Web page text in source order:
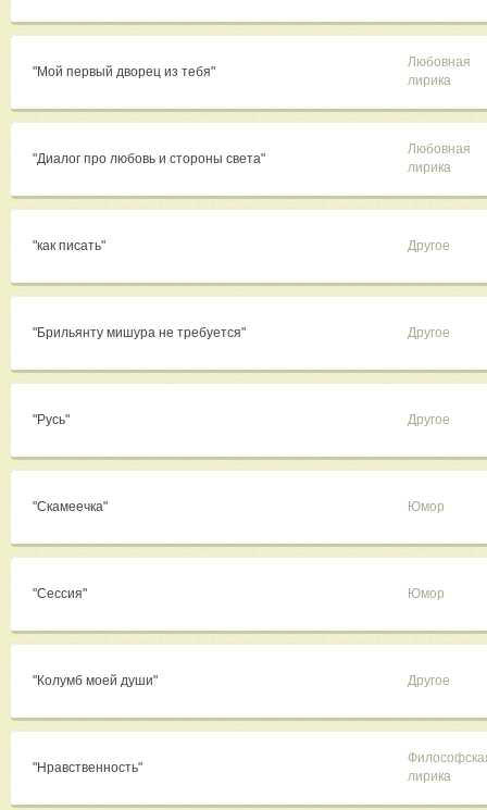
"Мой первый дворец из тебя"
Любовная
лирика
"Диалог про любовь и стороны света"
Любовная
лирика
"как писать" Другое
"Брильянту мишура не требуется" Другое
"Русь" Другое
"Скамеечка" Юмор
"Cессия" Юмор
"Колумб моей души" Другое
"Нравственность"
лирика